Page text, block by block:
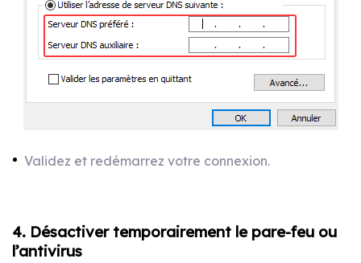
Validez et redémarrez votre connexion.
4. Désactiver temporairement le pare-feu ou
l’antivirus